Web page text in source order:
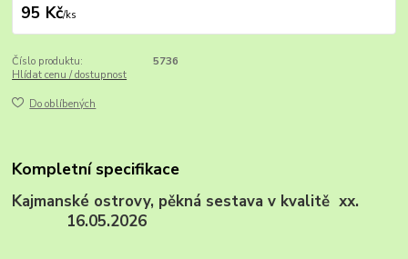
95 Kč/ks
Číslo produktu:
5736
Hlídat cenu / dostupnost
Do oblíbených
Kompletní specifikace
Kajmanské ostrovy, pěkná sestava v kvalitě xx.
16.05.2026